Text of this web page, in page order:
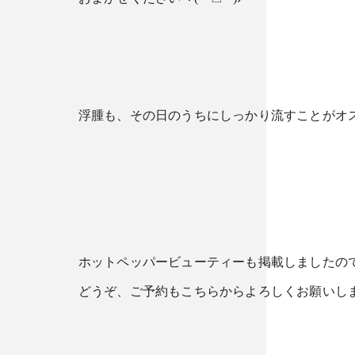
浮腫も、その日のうちにしっかり流すことが
ホットペッパービューティーも掲載しましたの
どうぞ、ご予約もこちらからよろしくお願いし